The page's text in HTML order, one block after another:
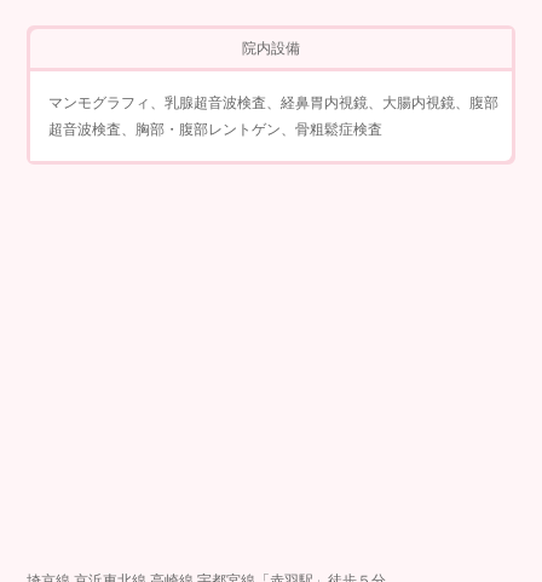
院内設備
マンモグラフィ、乳腺超音波検査、経鼻胃内視鏡、大腸内視鏡、腹部
超音波検査、胸部・腹部レントゲン、骨粗鬆症検査